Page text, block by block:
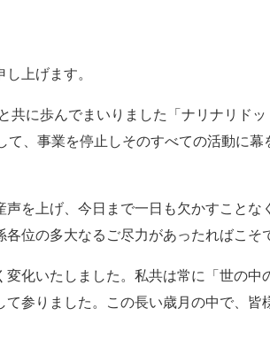
上げます。
に歩んでまいりました「ナリナリドッ
、事業を停止しそのすべての活動に幕
を上げ、今日まで一日も欠かすことな
位の多大なるご尽力があったればこそ
化いたしました。私共は常に「世の中
参りました。この長い歳月の中で、皆